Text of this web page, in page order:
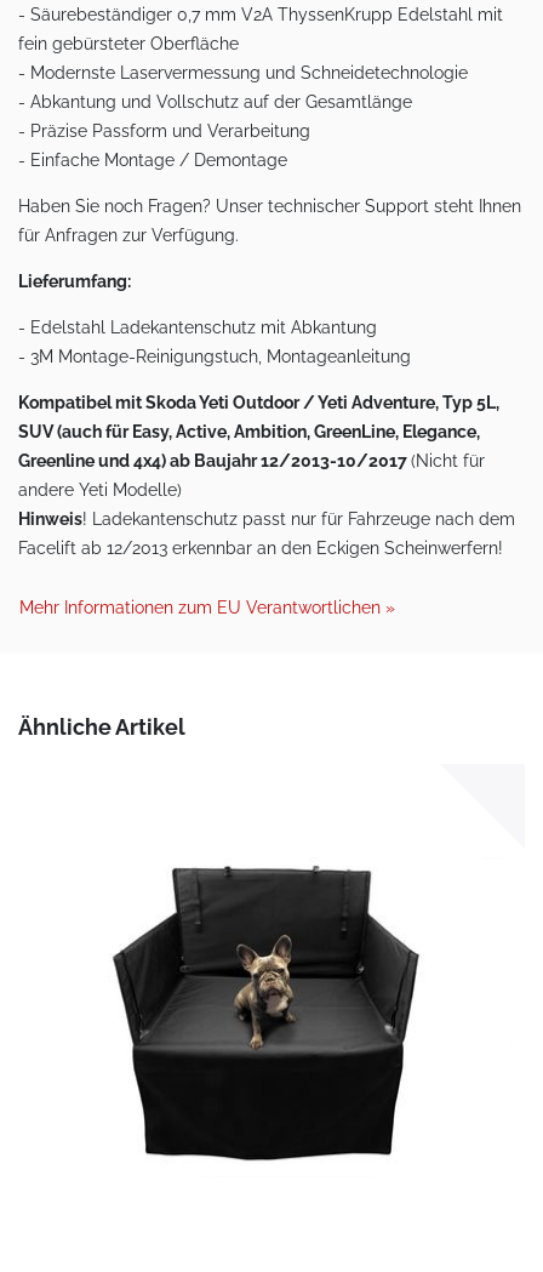
- Säurebeständiger 0,7 mm V2A ThyssenKrupp Edelstahl mit
fein gebürsteter Oberfläche
- Modernste Laservermessung und Schneidetechnologie
- Abkantung und Vollschutz auf der Gesamtlänge
- Präzise Passform und Verarbeitung
- Einfache Montage / Demontage
Haben Sie noch Fragen? Unser technischer Support steht Ihnen
für Anfragen zur Verfügung.
Lieferumfang:
- Edelstahl Ladekantenschutz mit Abkantung
- 3M Montage-Reinigungstuch, Montageanleitung
Kompatibel mit Skoda Yeti Outdoor / Yeti Adventure, Typ 5L,
SUV (auch für Easy, Active, Ambition, GreenLine, Elegance,
Greenline und 4x4) ab Baujahr 12/2013-10/2017(Nicht für
andere Yeti Modelle)
Hinweis! Ladekantenschutz passt nur für Fahrzeuge nach dem
Facelift ab 12/2013 erkennbar an den Eckigen Scheinwerfern!
Mehr Informationen zum EU Verantwortlichen »
Ähnliche Artikel